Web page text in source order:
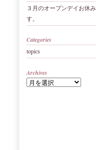
３月のオープンデイお休
す。
Categories
topics
Archives